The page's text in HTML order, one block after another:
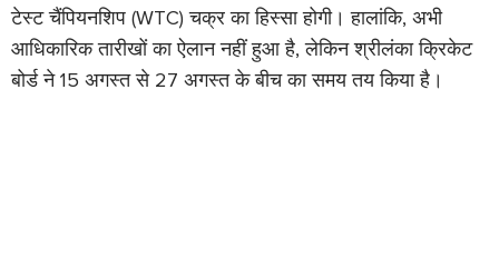
टेस्ट चैंपियनशिप (WTC) चक्र का हिस्सा होगी। हालांकि, अभी
आधिकारिक तारीखों का ऐलान नहीं हुआ है, लेकिन श्रीलंका क्रिकेट
बोर्ड ने 15 अगस्त से 27 अगस्त के बीच का समय तय किया है।